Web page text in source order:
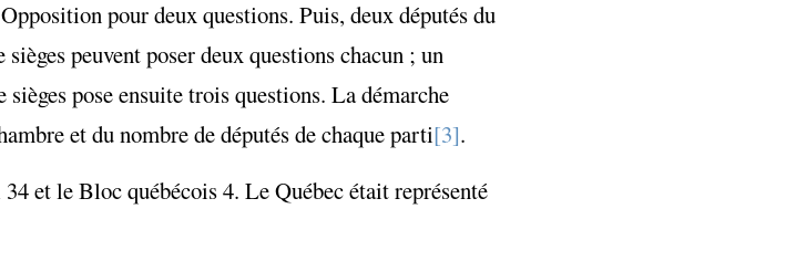
pour deux questions. Puis, deux députés du
peuvent poser deux questions chacun ; un
pose ensuite trois questions. La démarche
et du nombre de députés de chaque parti[3].
et le Bloc québécois 4. Le Québec était représenté